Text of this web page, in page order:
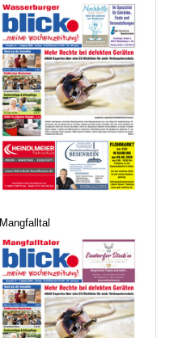
Mangfalltal